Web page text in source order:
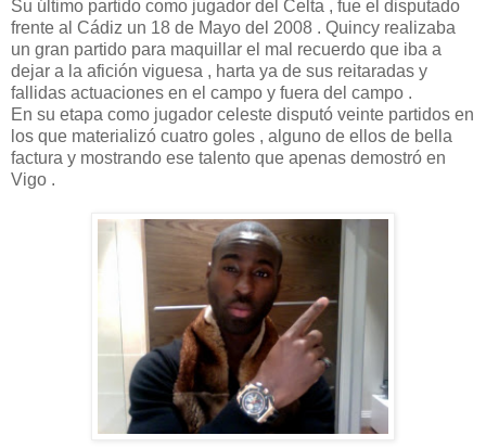
Su último partido como jugador del Celta , fue el disputado
frente al Cádiz un 18 de Mayo del 2008 . Quincy realizaba
un gran partido para maquillar el mal recuerdo que iba a
dejar a la afición viguesa , harta ya de sus reitaradas y
fallidas actuaciones en el campo y fuera del campo .
En su etapa como jugador celeste disputó veinte partidos en
los que materializó cuatro goles , alguno de ellos de bella
factura y mostrando ese talento que apenas demostró en
Vigo .